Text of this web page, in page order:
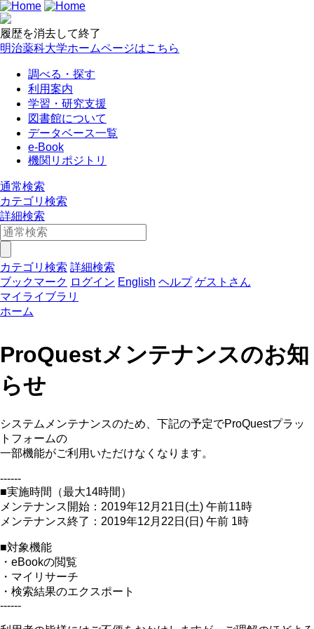
履歴を消去して終了
明治薬科大学ホームページはこちら
調べる・探す
利用案内
学習・研究支援
図書館について
データベース一覧
e-Book
機関リポジトリ
通常検索
カテゴリ検索
詳細検索
カテゴリ検索 詳細検索
ブックマーク ログイン English ヘルプ ゲストさん
マイライブラリ
ホーム
ProQuestメンテナンスのお知
らせ
システムメンテナンスのため、下記の予定でProQuestプラッ
トフォームの
一部機能がご利用いただけなくなります。
------
■実施時間（最大14時間）
メンテナンス開始：2019年12月21日(土) 午前11時
メンテナンス終了：2019年12月22日(日) 午前 1時
■対象機能
・eBookの閲覧
・マイリサーチ
・検索結果のエクスポート
------